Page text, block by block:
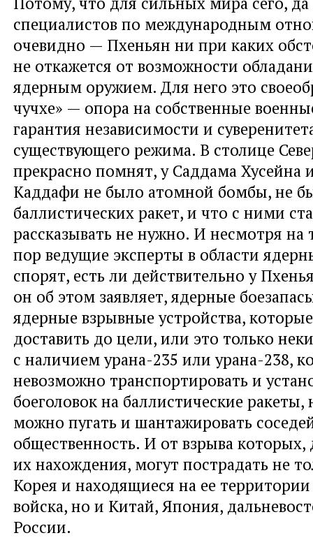
специалистов по международным
очевидно — Пхеньян ни при каких
не откажется от возможности
ядерным оружием. Для него это
чучхе» — опора на собственные
гарантия независимости и
существующего режима. В столице
прекрасно помнят, у Саддама Хусейна
Каддафи не было атомной бомбы, не
баллистических ракет, и что с ними
рассказывать не нужно. И несмотря на
пор ведущие эксперты в области
спорят, есть ли действительно у
он об этом заявляет, ядерные
ядерные взрывные устройства,
доставить до цели, или это только
с наличием урана-235 или урана-238,
невозможно транспортировать и
боеголовок на баллистические
можно пугать и шантажировать
общественность. И от взрыва которых,
их нахождения, могут пострадать не
Корея и находящиеся на ее
войска, но и Китай, Япония,
России.